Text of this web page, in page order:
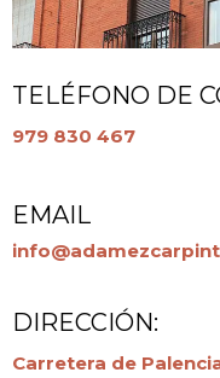
TELÉFONO DE
979 830 467
EMAIL
DIRECCIÓN:
Carretera de